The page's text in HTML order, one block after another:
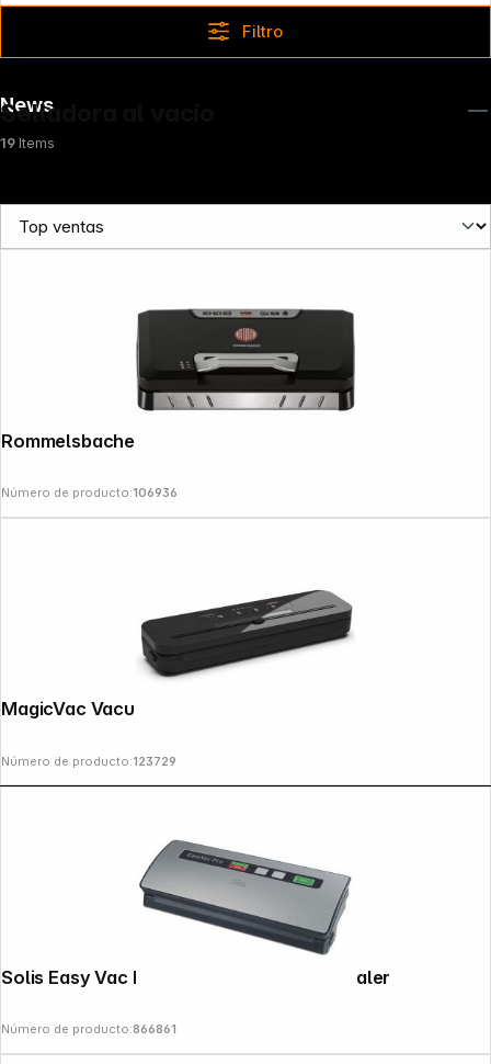
Filtro
Selladora al vacío
19Items
Rommelsbacher VAC 485
Número de producto:106936
MagicVac Vacuum Machine Compact
Número de producto:123729
Solis Easy Vac Pro Metal 569 Vacuum Sealer
Número de producto:866861
News